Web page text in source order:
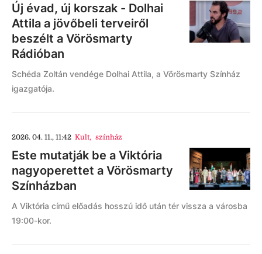
Új évad, új korszak - Dolhai
Attila a jövőbeli terveiről
beszélt a Vörösmarty
Rádióban
Schéda Zoltán vendége Dolhai Attila, a Vörösmarty Színház
igazgatója.
2026. 04. 11., 11:42 Kult, színház
Este mutatják be a Viktória
nagyoperettet a Vörösmarty
Színházban
A Viktória című előadás hosszú idő után tér vissza a városba
19:00-kor.